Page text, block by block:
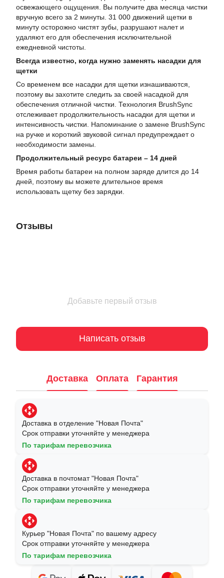
освежающего ощущения. Вы получите два месяца чистки
вручную всего за 2 минуты. 31 000 движений щетки в
минуту осторожно чистят зубы, разрушают налет и
удаляют его для обеспечения исключительной
ежедневной чистоты.
Всегда известно, когда нужно заменять насадки для
щетки
Со временем все насадки для щетки изнашиваются,
поэтому вы захотите следить за своей насадкой для
обеспечения отличной чистки. Технология BrushSync
отслеживает продолжительность насадки для щетки и
интенсивность чистки. Напоминание о замене BrushSync
на ручке и короткий звуковой сигнал предупреждает о
необходимости замены.
Продолжительный ресурс батареи – 14 дней
Время работы батареи на полном заряде длится до 14
дней, поэтому вы можете длительное время
использовать щетку без зарядки.
Отзывы
Добавьте первый отзыв
Написать отзыв
Доставка Оплата Гарантия
Доставка в отделение "Новая Почта"
Срок отправки уточняйте у менеджера
По тарифам перевозчика
Доставка в почтомат "Новая Почта"
Срок отправки уточняйте у менеджера
По тарифам перевозчика
Курьер "Новая Почта" по вашему адресу
Срок отправки уточняйте у менеджера
По тарифам перевозчика